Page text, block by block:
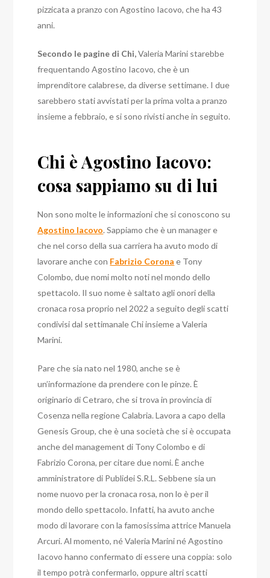
pizzicata a pranzo con Agostino Iacovo, che ha 43
anni.
Secondo le pagine di Chi,Valeria Marini starebbe
frequentando Agostino Iacovo, che è un
imprenditore calabrese, da diverse settimane. I due
sarebbero stati avvistati per la prima volta a pranzo
insieme a febbraio, e si sono rivisti anche in seguito.
Chi è Agostino Iacovo:
cosa sappiamo su di lui
Non sono molte le informazioni che si conoscono su
Agostino Iacovo. Sappiamo che è un manager e
che nel corso della sua carriera ha avuto modo di
lavorare anche con Fabrizio Corona e Tony
Colombo, due nomi molto noti nel mondo dello
spettacolo. Il suo nome è saltato agli onori della
cronaca rosa proprio nel 2022 a seguito degli scatti
condivisi dal settimanale Chi insieme a Valeria
Marini.
Pare che sia nato nel 1980, anche se è
un’informazione da prendere con le pinze. È
originario di Cetraro, che si trova in provincia di
Cosenza nella regione Calabria. Lavora a capo della
Genesis Group, che è una società che si è occupata
anche del management di Tony Colombo e di
Fabrizio Corona, per citare due nomi.È anche
amministratore di Publidei S.R.L.Sebbene sia un
nome nuovo per la cronaca rosa, non lo è per il
mondo dello spettacolo. Infatti, ha avuto anche
modo di lavorare con la famosissima attrice Manuela
Arcuri. Al momento, né Valeria Marini né Agostino
Iacovo hanno confermato di essere una coppia: solo
il tempo potrà confermarlo, oppure altri scatti